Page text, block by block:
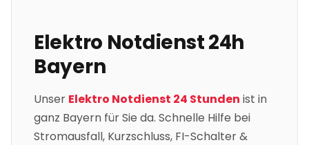
Elektro Notdienst 24h
Bayern
Unser Elektro Notdienst 24 Stunden ist in
ganz Bayern für Sie da. Schnelle Hilfe bei
Stromausfall, Kurzschluss, FI-Schalter &